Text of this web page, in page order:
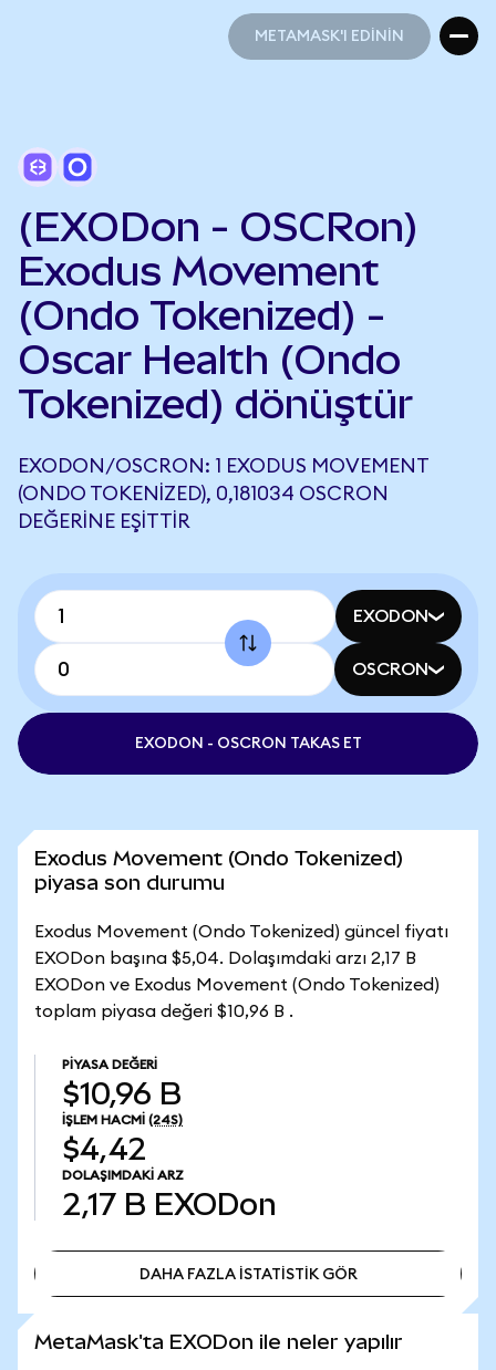
METAMASK'I EDİNİN
(EXODon - OSCRon)
Exodus Movement
(Ondo Tokenized) -
Oscar Health (Ondo
Tokenized) dönüştür
EXODON/OSCRON: 1 EXODUS MOVEMENT
(ONDO TOKENIZED), 0,181034 OSCRON
DEĞERINE EŞITTIR
EXODON
OSCRON
EXODON - OSCRON TAKAS ET
Exodus Movement (Ondo Tokenized)
piyasa son durumu
Exodus Movement (Ondo Tokenized) güncel fiyatı
EXODon başına $5,04. Dolaşımdaki arzı 2,17 B
EXODon ve Exodus Movement (Ondo Tokenized)
toplam piyasa değeri $10,96 B .
PIYASA DEĞERI
$10,96 B
İŞLEM HACMI (24S)
$4,42
DOLAŞIMDAKI ARZ
2,17 B EXODon
DAHA FAZLA İSTATİSTİK GÖR
MetaMask'ta EXODon ile neler yapılır